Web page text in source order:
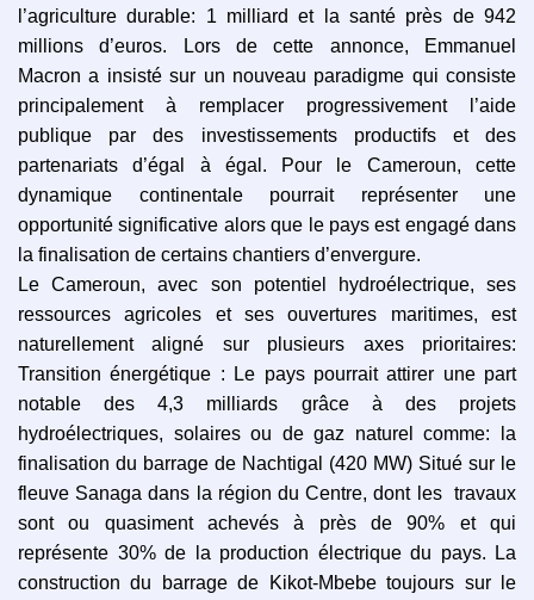
l’agriculture durable: 1 milliard et la santé près de 942
millions d’euros. Lors de cette annonce, Emmanuel
Macron a insisté sur un nouveau paradigme qui consiste
principalement à remplacer progressivement l’aide
publique par des investissements productifs et des
partenariats d’égal à égal. Pour le Cameroun, cette
dynamique continentale pourrait représenter une
opportunité significative alors que le pays est engagé dans
la finalisation de certains chantiers d’envergure.
Le Cameroun, avec son potentiel hydroélectrique, ses
ressources agricoles et ses ouvertures maritimes, est
naturellement aligné sur plusieurs axes prioritaires:
Transition énergétique : Le pays pourrait attirer une part
notable des 4,3 milliards grâce à des projets
hydroélectriques, solaires ou de gaz naturel comme: la
finalisation du barrage de Nachtigal (420 MW) Situé sur le
fleuve Sanaga dans la région du Centre, dont les
travaux
sont ou quasiment achevés à près de 90% et qui
représente 30% de la production électrique du pays. La
construction du barrage de Kikot-Mbebe toujours sur le